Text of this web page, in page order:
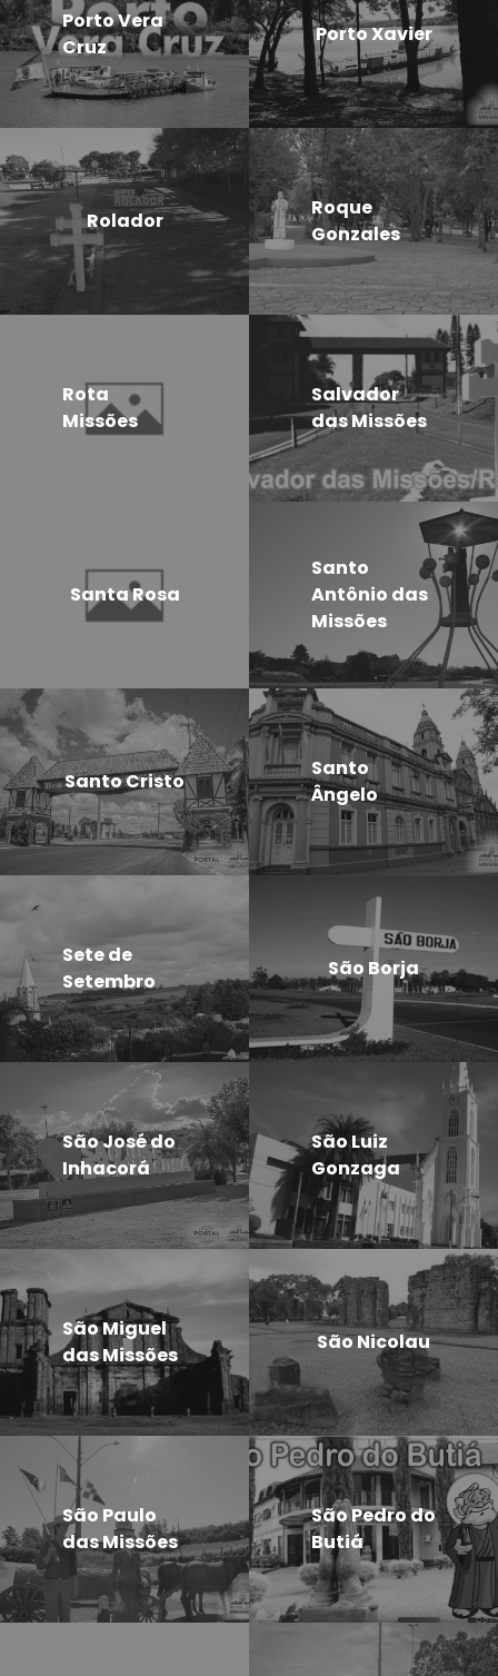
Porto Vera
Cruz
Porto Xavier
Rolador
Roque
Gonzales
Rota
Missões
Salvador
das Missões
Santa Rosa
Santo
Antônio das
Missões
Santo Cristo
Santo
Ângelo
Sete de
Setembro
São Borja
São José do
Inhacorá
São Luiz
Gonzaga
São Miguel
das Missões
São Nicolau
São Paulo
das Missões
São Pedro do
Butiá